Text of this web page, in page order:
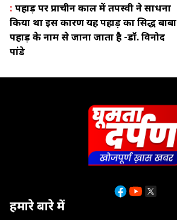
: पहाड़ पर प्राचीन काल में तपस्वी ने साधना
किया था इस कारण यह पहाड़ का सिद्ध बाबा
पहाड़ के नाम से जाना जाता है -डॉ. विनोद
पांडे
हमारे बारे में